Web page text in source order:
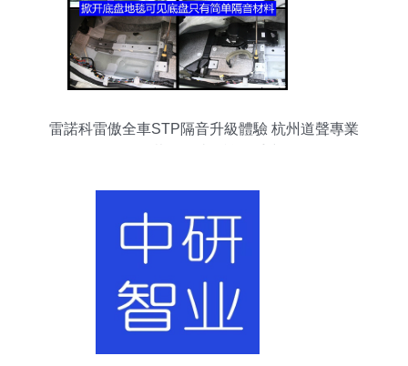
雷諾科雷傲全車STP隔音升級體驗 杭州道聲專業